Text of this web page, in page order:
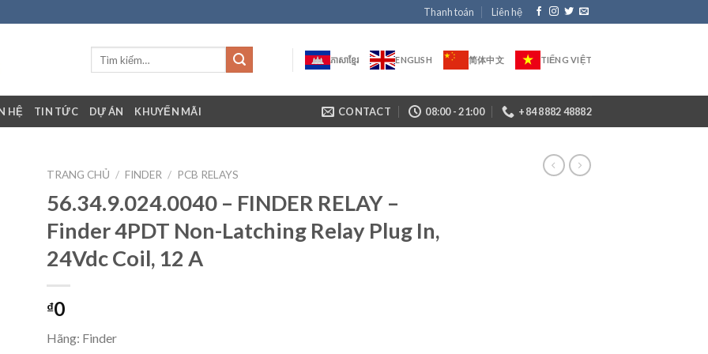
Thanh toán Liên hệ
ភាសាខ្មែរ ENGLISH 简体中文 TIẾNG VIỆT
HỆ TIN TỨC DỰ ÁN KHUYẾN MÃI CONTACT 08:00 - 21:00 +84 8882 48882
TRANG CHỦ / FINDER / PCB RELAYS
56.34.9.024.0040 – FINDER RELAY –
Finder 4PDT Non-Latching Relay Plug In,
24Vdc Coil, 12 A
₫0
Hãng: Finder